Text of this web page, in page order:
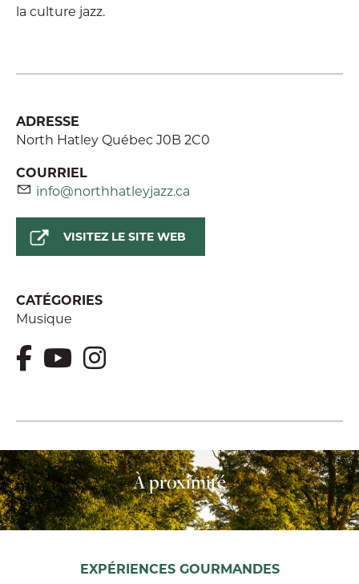
la culture jazz.
ADRESSE
North Hatley Québec J0B 2C0
COURRIEL
info@northhatleyjazz.ca
VISITEZ LE SITE WEB
CATÉGORIES
Musique
À proximité
EXPÉRIENCES GOURMANDES